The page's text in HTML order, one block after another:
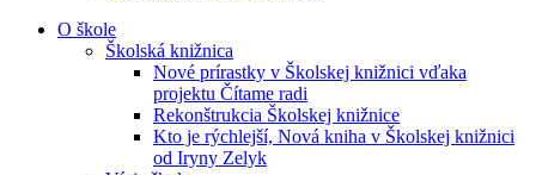
O škole
Školská knižnica
Nové prírastky v Školskej knižnici vďaka
projektu Čítame radi
Rekonštrukcia Školskej knižnice
Kto je rýchlejší, Nová kniha v Školskej knižnici
od Iryny Zelyk